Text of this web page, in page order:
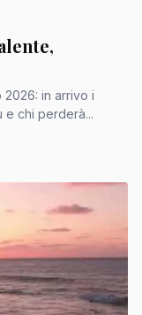
in arrivo i
chi perderà...